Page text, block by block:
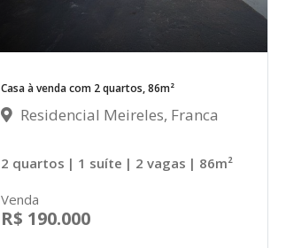
Casa à venda com 2 quartos, 86m²
Residencial Meireles, Franca
2 quartos | 1 suíte | 2 vagas | 86m²
Venda
R$ 190.000